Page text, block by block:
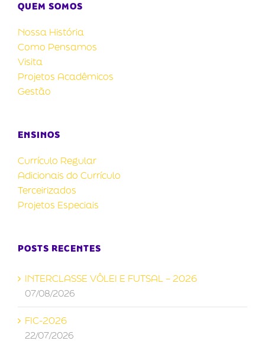
QUEM SOMOS
Nossa História
Como Pensamos
Visita
Projetos Acadêmicos
Gestão
ENSINOS
Currículo Regular
Adicionais do Currículo
Terceirizados
Projetos Especiais
POSTS RECENTES
INTERCLASSE VÔLEI E FUTSAL – 2026
07/08/2026
FIC-2026
22/07/2026